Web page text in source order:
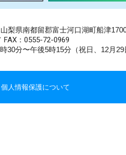
梨県南都留郡富士河口湖町船津
FAX：0555-72-0969
分〜午後5時15分（祝日、12月29
個人情報保護について